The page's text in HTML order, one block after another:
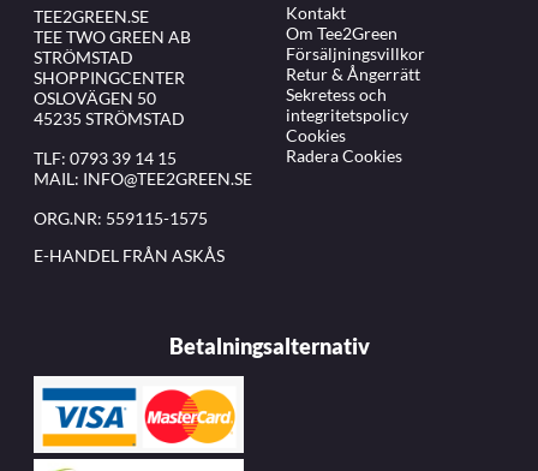
TEE2GREEN.SE
TEE TWO GREEN AB
STRÖMSTAD
SHOPPINGCENTER
OSLOVÄGEN 50
45235 STRÖMSTAD
TLF: 0793 39 14 15
MAIL: INFO@TEE2GREEN.SE
ORG.NR: 559115-1575
E-HANDEL FRÅN ASKÅS
Kontakt
Om Tee2Green
Försäljningsvillkor
Retur & Ångerrätt
Sekretess och
integritetspolicy
Cookies
Radera Cookies
Betalningsalternativ